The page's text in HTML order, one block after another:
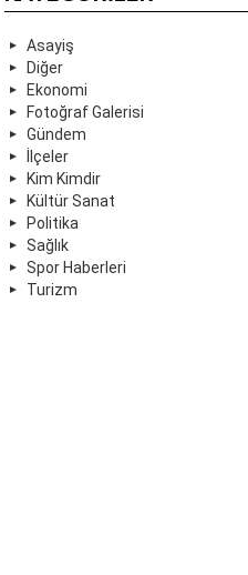
Asayiş
Diğer
Ekonomi
Fotoğraf Galerisi
Gündem
İlçeler
Kim Kimdir
Kültür Sanat
Politika
Sağlık
Spor Haberleri
Turizm